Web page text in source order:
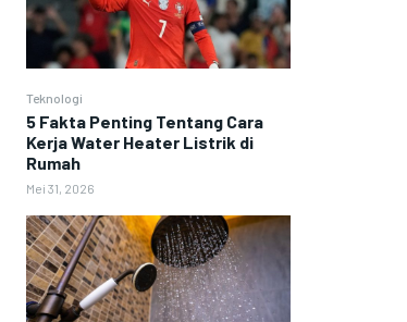
Teknologi
5 Fakta Penting Tentang Cara
Kerja Water Heater Listrik di
Rumah
Mei 31, 2026